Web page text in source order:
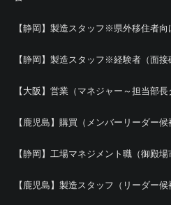
【静岡】製造スタッフ※県外移住者
【静岡】製造スタッフ※経験者（面接
【大阪】営業（マネジャー～担当部長
【鹿児島】購買（メンバーリーダー候
【静岡】工場マネジメント職（御殿場
【鹿児島】製造スタッフ（リーダー候